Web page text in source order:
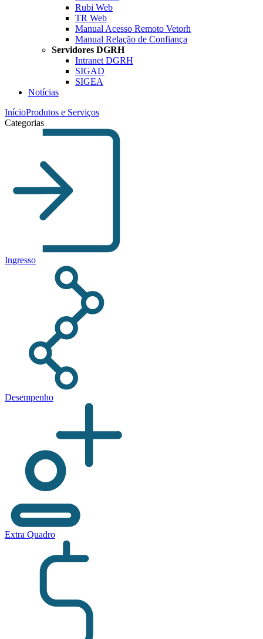
Rubi Web
TR Web
Manual Acesso Remoto Vetorh
Manual Relação de Confiança
Servidores DGRH
Intranet DGRH
SIGAD
SIGEA
Notícias
InícioProdutos e Serviços
Categorias
Ingresso
Desempenho
Extra Quadro